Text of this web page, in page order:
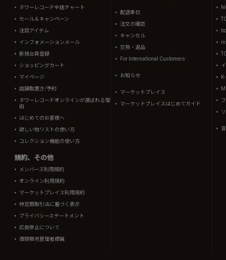
タワーレコード全店チャート
セール＆キャンペーン
注目アイテム
インフォメーションメール
新規会員登録
ショッピングカート
マイページ
店舗取置き/予約
タワーレコードオンラインが選ばれる理
由
はじめてのお客様へ
欲しい物リストの使い方
コレクション機能の使い方
規約、その他
メンバーズ利用規約
オンライン利用規約
マーケットプレイス利用規約
特定商取引法に基づく表示
プライバシーステートメント
広告停止について
酒類販売管理者標識
配送単位
注文の確認
キャンセル
交換・返品
For International Customers
お知らせ
マーケットプレイス
マーケットプレイスはじめてガイド